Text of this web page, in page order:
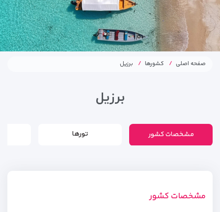
صفحه اصلی کشورها برزیل
برزیل
مشخصات کشور تورها
مشخصات کشور